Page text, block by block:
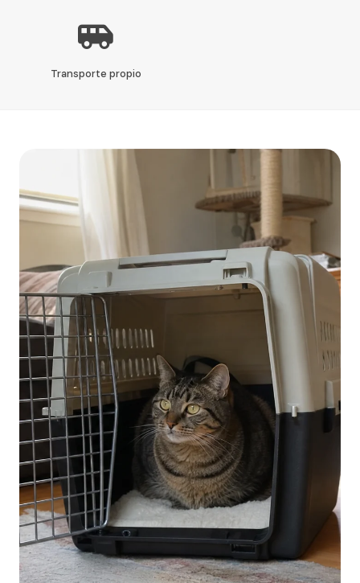
Transporte propio